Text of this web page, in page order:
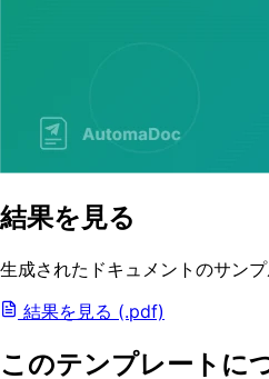
結果を見る
生成されたドキュメントのサン
結果を見る (.pdf)
このテンプレートに